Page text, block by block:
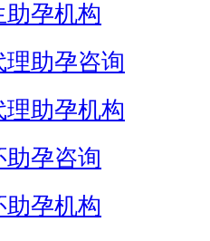
孕机构
助孕咨询
助孕机构
孕咨询
孕机构